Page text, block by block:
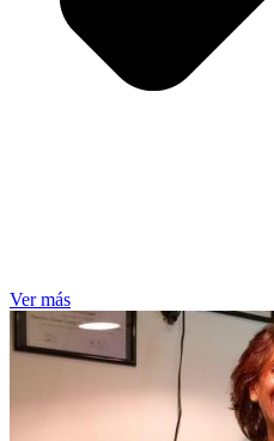
Ver más